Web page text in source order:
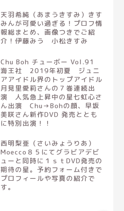
天羽希純（あまうきすみ）きす
みんが可愛い過ぎる！プロフ情
報総まとめ、画像つきでご紹
介！伊藤みう 小松きすみ
Chu Boh チューボー Vol.91
海王社 2019年初夏 ジュニ
アアイドル界のトップアイドル
月見里愛莉さんの７巻連続出
演 人気急上昇中の星七虹心さ
ん出演 Chu→Bohの顔、早坂
美咲さん新作DVD 発売ととも
に特別出演！！
西明梨亜（さいみょうりあ）
Moecco８５にてグラビアデビ
ューと同時に１ｓｔDVD発売の
期待の星。予約フォーム付きで
プロフィールや写真の紹介で
す。
ホームページ
サイト内マップ